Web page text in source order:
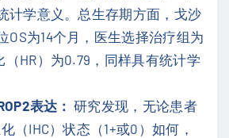
计学意义。总生存期方面，戈沙
OS为14个月，医生选择治疗组为
（HR）为0.79，同样具有统计学
表达： 研究发现，无论患者
（IHC）状态（1+或0）如何，